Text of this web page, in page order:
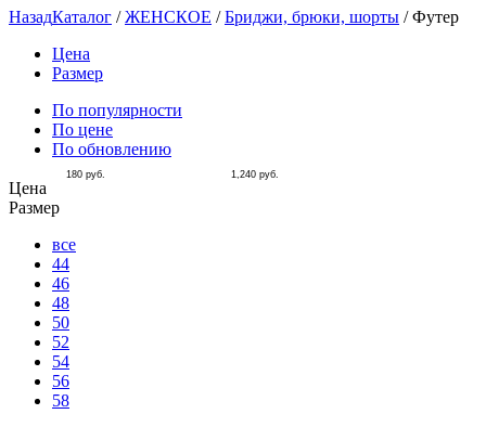
НазадКаталог /ЖЕНСКОЕ /Бриджи, брюки, шорты /Футер
Цена
Размер
По популярности
По цене
По обновлению
Цена
180 руб. 1,240 руб.
Размер
все
44
46
48
50
52
54
56
58